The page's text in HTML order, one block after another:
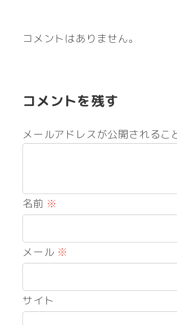
コメントはありません。
コメントを残す
メールアドレスが公開されるこ
名前 ※
メール ※
サイト